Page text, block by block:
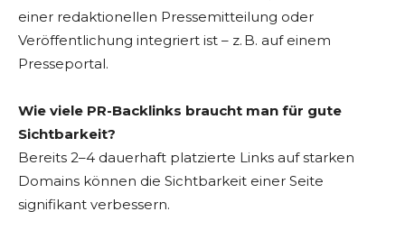
einer redaktionellen Pressemitteilung oder
Veröffentlichung integriert ist – z. B. auf einem
Presseportal.
Wie viele PR-Backlinks braucht man für gute
Sichtbarkeit?
Bereits 2–4 dauerhaft platzierte Links auf starken
Domains können die Sichtbarkeit einer Seite
signifikant verbessern.